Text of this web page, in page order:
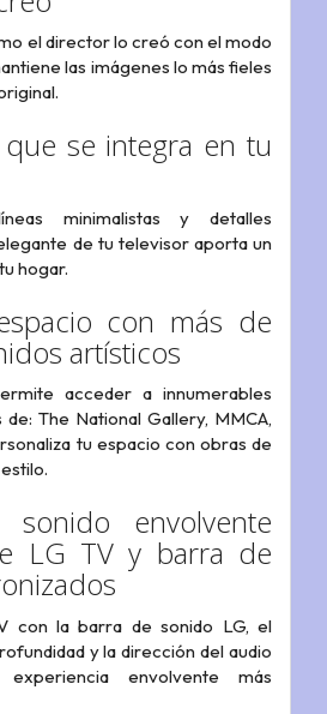
el director lo creó con el modo
las imágenes lo más fieles
se integra en tu
minimalistas y detalles
de tu televisor aporta un
hogar.
con más de
artísticos
acceder a innumerables
The National Gallery, MMCA,
tu espacio con obras de
sonido envolvente
LG TV y barra de
con la barra de sonido LG, el
y la dirección del audio
envolvente más